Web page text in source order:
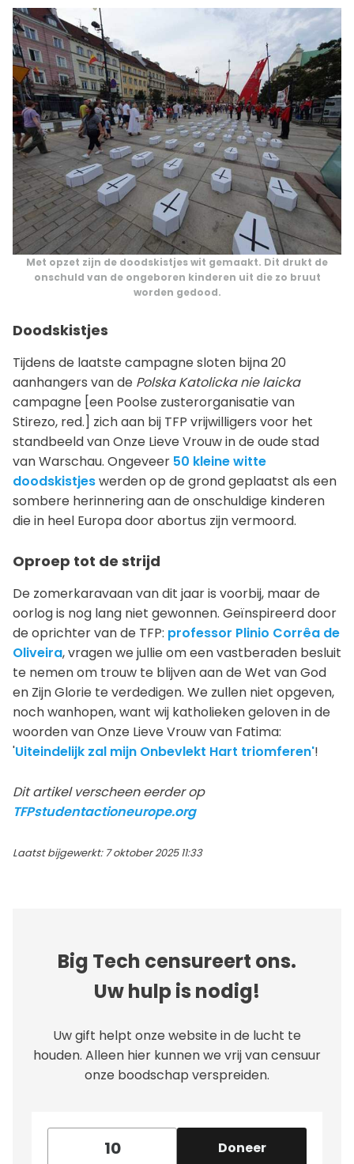
Met opzet zijn de doodskistjes wit gemaakt. Dit drukt de
onschuld van de ongeboren kinderen uit die zo bruut
worden gedood.
Doodskistjes
Tijdens de laatste campagne sloten bijna 20
aanhangers van de Polska Katolicka nie laicka
campagne [een Poolse zusterorganisatie van
Stirezo, red.] zich aan bij TFP vrijwilligers voor het
standbeeld van Onze Lieve Vrouw in de oude stad
van Warschau. Ongeveer 50 kleine witte
doodskistjeswerden op de grond geplaatst als een
sombere herinnering aan de onschuldige kinderen
die in heel Europa door abortus zijn vermoord.
Oproep tot de strijd
De zomerkaravaan van dit jaar is voorbij, maar de
oorlog is nog lang niet gewonnen. Geïnspireerd door
de oprichter van de TFP: professor Plinio Corrêa de
Oliveira, vragen we jullie om een vastberaden besluit
te nemen om trouw te blijven aan de Wet van God
en Zijn Glorie te verdedigen. We zullen niet opgeven,
noch wanhopen, want wij katholieken geloven in de
woorden van Onze Lieve Vrouw van Fatima:
'Uiteindelijk zal mijn Onbevlekt Hart triomferen'!
Dit artikel verscheen eerder op
TFPstudentactioneurope.org
Laatst bijgewerkt: 7 oktober 2025 11:33
Big Tech censureert ons.
Uw hulp is nodig!
Uw gift helpt onze website in de lucht te
houden. Alleen hier kunnen we vrij van censuur
onze boodschap verspreiden.
Doneer